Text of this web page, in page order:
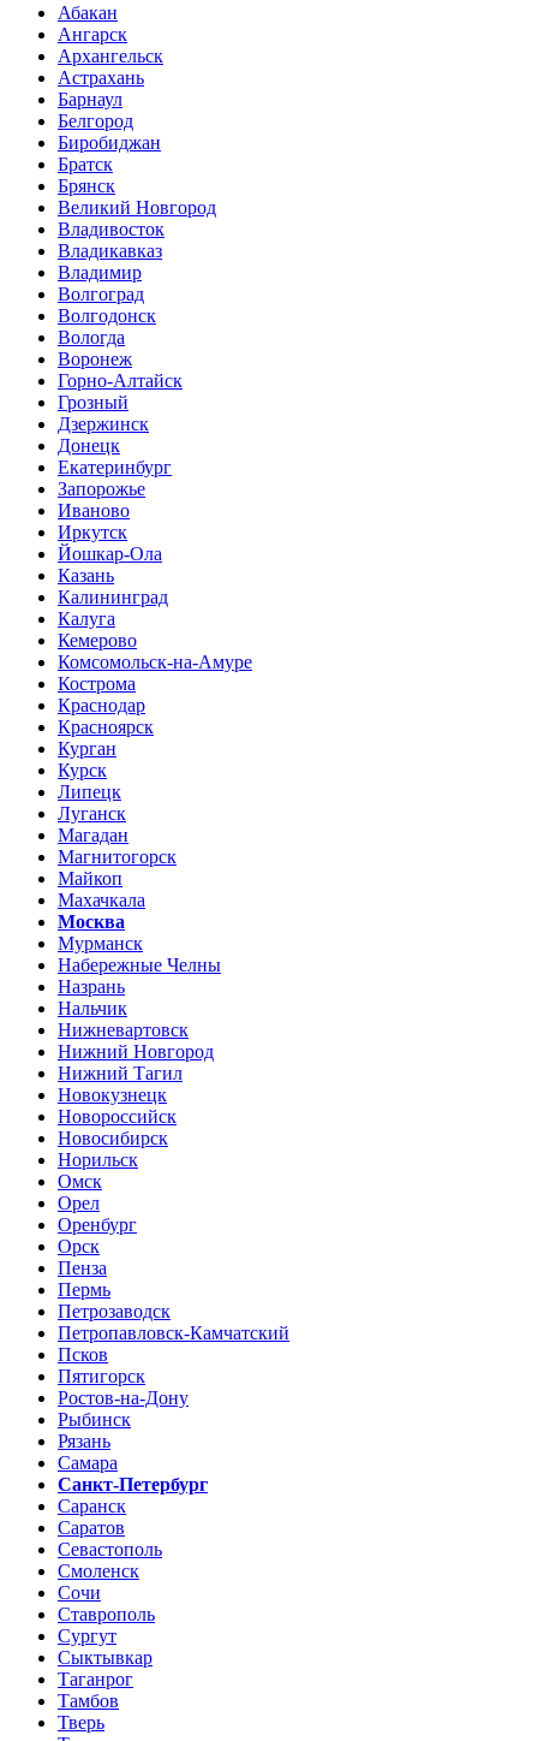
Абакан
Ангарск
Архангельск
Астрахань
Барнаул
Белгород
Биробиджан
Братск
Брянск
Великий Новгород
Владивосток
Владикавказ
Владимир
Волгоград
Волгодонск
Вологда
Воронеж
Горно-Алтайск
Грозный
Дзержинск
Донецк
Екатеринбург
Запорожье
Иваново
Иркутск
Йошкар-Ола
Казань
Калининград
Калуга
Кемерово
Комсомольск-на-Амуре
Кострома
Краснодар
Красноярск
Курган
Курск
Липецк
Луганск
Магадан
Магнитогорск
Майкоп
Махачкала
Москва
Мурманск
Набережные Челны
Назрань
Нальчик
Нижневартовск
Нижний Новгород
Нижний Тагил
Новокузнецк
Новороссийск
Новосибирск
Норильск
Омск
Орел
Оренбург
Орск
Пенза
Пермь
Петрозаводск
Петропавловск-Камчатский
Псков
Пятигорск
Ростов-на-Дону
Рыбинск
Рязань
Самара
Санкт-Петербург
Саранск
Саратов
Севастополь
Смоленск
Сочи
Ставрополь
Сургут
Сыктывкар
Таганрог
Тамбов
Тверь